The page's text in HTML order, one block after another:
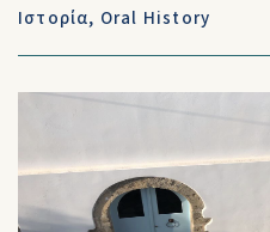
Ιστορία, Oral History